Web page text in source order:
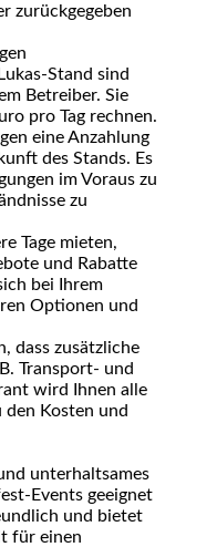
zurückgegeben
Stand sind
Betreiber. Sie
pro Tag rechnen.
eine Anzahlung
des Stands. Es
im Voraus zu
zu
Tage mieten,
und Rabatte
bei Ihrem
Optionen und
dass zusätzliche
Transport- und
wird Ihnen alle
Kosten und
unterhaltsames
Events geeignet
und bietet
für einen